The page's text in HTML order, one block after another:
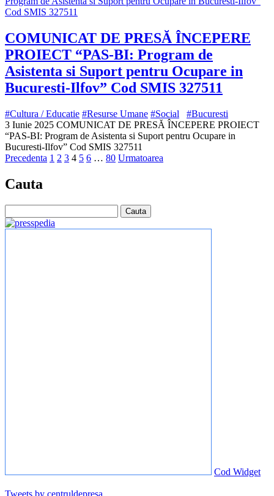
COMUNICAT DE PRESĂ ÎNCEPERE
PROIECT “PAS-BI: Program de
Asistenta si Suport pentru Ocupare in
Bucuresti-Ilfov” Cod SMIS 327511
#Cultura / Educatie #Resurse Umane #Social
#Bucuresti
3 Iunie 2025 COMUNICAT DE PRESĂ ÎNCEPERE PROIECT
“PAS-BI: Program de Asistenta si Suport pentru Ocupare in
Bucuresti-Ilfov” Cod SMIS 327511
Precedenta 1 2 3 4 5 6 … 80 Urmatoarea
Cauta
Cod Widget
Tweets by centruldepresa